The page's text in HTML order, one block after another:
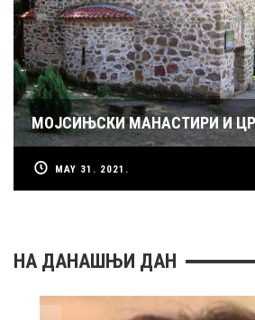
МОЈСИЊСКИ МАНАСТИРИ И
MAY 31. 2021.
НА ДАНАШЊИ ДАН